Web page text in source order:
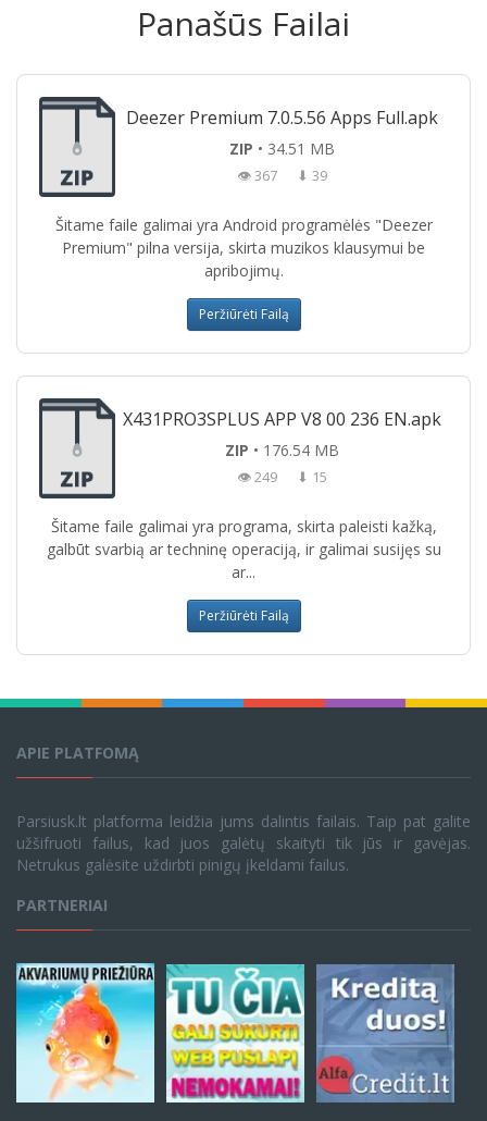
Panašūs Failai
Deezer Premium 7.0.5.56 Apps Full.apk
ZIP • 34.51 MB
👁 367 ⬇ 39
Šitame faile galimai yra Android programėlės "Deezer
Premium" pilna versija, skirta muzikos klausymui be
apribojimų.
Peržiūrėti Failą
X431PRO3SPLUS APP V8 00 236 EN.apk
ZIP • 176.54 MB
👁 249 ⬇ 15
Šitame faile galimai yra programa, skirta paleisti kažką,
galbūt svarbią ar techninę operaciją, ir galimai susijęs su
ar...
Peržiūrėti Failą
APIE PLATFOMĄ
Parsiusk.lt platforma leidžia jums dalintis failais. Taip pat galite
užšifruoti failus, kad juos galėtų skaityti tik jūs ir gavėjas.
Netrukus galėsite uždirbti pinigų įkeldami failus.
PARTNERIAI